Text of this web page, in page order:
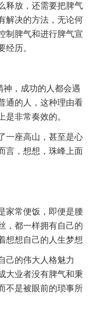
释放，还需要把脾气
解决的方法，无论何
制脾气和进行脾气宣
历。
神，成功的人都会遇
通的人，这种理由看
非常奏效的。
一座高山，甚至是心
言，想想，珠峰上面
家常便饭，即便是腰
，都一样拥有自己的
想想自己的人生梦想
己的伟大人格魅力
大业者没有脾气和秉
不是被眼前的琐事所